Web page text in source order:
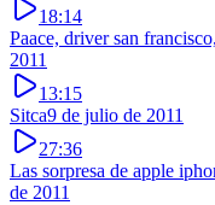
18:14
Paace, driver san
2011
13:15
Sitca9 de julio de 2011
27:36
Las sorpresa de apple
de 2011